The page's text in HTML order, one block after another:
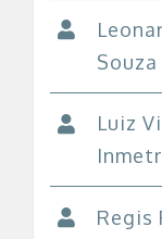
Luiz
Regis